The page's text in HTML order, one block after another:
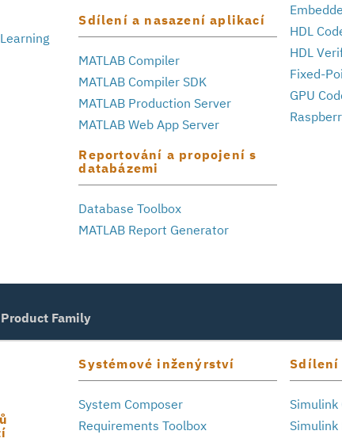
Sdílení a nasazení aplikací
MATLAB Compiler
MATLAB Compiler SDK
MATLAB Production Server
MATLAB Web App Server
Reportování a propojení s
databázemi
Database Toolbox
MATLAB Report Generator
HDL
HDL
Fixed-
GPU
Product Family
Systémové inženýrství
System Composer
Requirements Toolbox
Sdílení
Simulink